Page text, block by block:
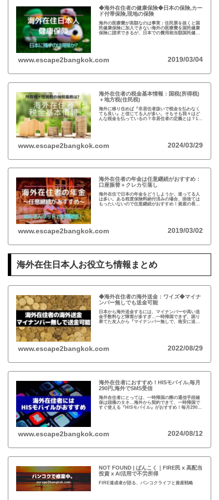
◆海外在住者の健康保険◆日本の保険,カー
ド付帯保険,現地の保険
海外の医療費が高額なのは事実：住民票を抜くと国
民健康保険に加入できない海外の医療費を国民健康
保険に請求できるが、日本での費用相当額国民健康
www.escape2bangkok.com 2019/03/04
海外在住者の税金基本情報：国税(所得税)
＋地方税(住民税)
海外に移り住めば『非居住者扱いで税金を払わなく
ても良い』と信じてる人が多い。そもそも我々はど
んな税金を払っているの？非居住者の定義とは？1月
www.escape2bangkok.com 2024/03/29
海外在住者の年金は任意継続がおすすめ：
口座振替＋クレカ引落し
海外在住で日本の年金をどうしようか、迷ってる人
は多い。ある程度保険料納付済みの場合、掛捨ては
もったいないので任意継続がおすすめ！資産の長期
www.escape2bangkok.com 2019/03/02
海外在住日本人お役立ち情報まとめ
◆海外在住者の海外送金：ワイズ◆マイナ
ンバー無しでも送金可能
日本から海外送金するには、マイナンバーや高い送
金手数料など障害が多すぎ…一時帰国できず、困り
果てた友人から『マイナンバー無しで、格安に送金
www.escape2bangkok.com 2022/08/29
海外在住者におすすめ！HISモバイル,毎月
290円,海外でSMS受信
海外在住者にとっては、一時帰国の際の通信手段確
保は頭痛のタネ…海外から契約できて、一時帰国で
すぐ使える『HISモバイル』がおすすめ！毎月290円
www.escape2bangkok.com 2024/08/12
NOT FOUND | ばんこく｜FIRE民 x 高配当
投資 x AI活用で不労所得
FIRE達成者が語る、バンコクライフと資産戦略